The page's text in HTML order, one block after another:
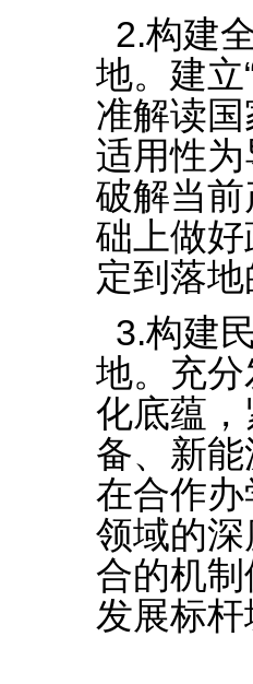
2.构建
地。建立
准解读
适用性
破解当
础上做
定到落
3.构建
地。充
化底蕴，
备、新
在合作
领域的
合的机
发展标